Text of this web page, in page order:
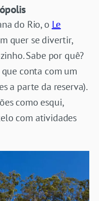
do Rio, o Le
quer se divertir,
Sabe por quê?
conta com um
a parte da reserva).
como esqui,
com atividades